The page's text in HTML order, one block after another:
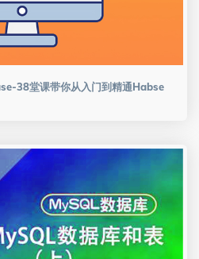
38堂课带你从入门到精通Habse